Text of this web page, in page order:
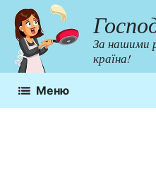
Перейти
до
контенту
За нашими
країна!
Меню